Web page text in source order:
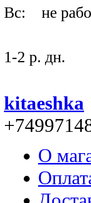
Вс: не
1-2 р. дн.
kitaeshka
О